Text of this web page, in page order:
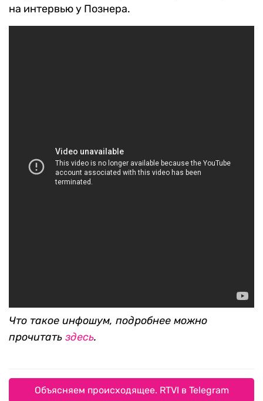
на интервью у Познера.
Что такое инфошум, подробнее можно
прочитать здесь.
Объясняем происходящее. RTVI в Telegram